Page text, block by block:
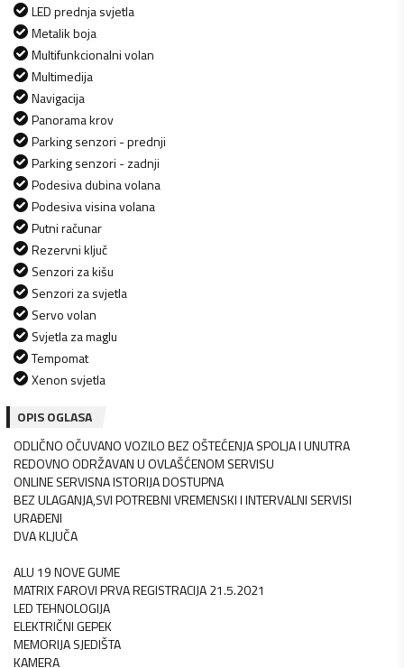
LED prednja svjetla
Metalik boja
Multifunkcionalni volan
Multimedija
Navigacija
Panorama krov
Parking senzori - prednji
Parking senzori - zadnji
Podesiva dubina volana
Podesiva visina volana
Putni računar
Rezervni ključ
Senzori za kišu
Senzori za svjetla
Servo volan
Svjetla za maglu
Tempomat
Xenon svjetla
OPIS OGLASA
ODLIČNO OČUVANO VOZILO BEZ OŠTEĆENJA SPOLJA I UNUTRA
REDOVNO ODRŽAVAN U OVLAŠĆENOM SERVISU
ONLINE SERVISNA ISTORIJA DOSTUPNA
BEZ ULAGANJA,SVI POTREBNI VREMENSKI I INTERVALNI SERVISI
URAĐENI
DVA KLJUČA
ALU 19 NOVE GUME
MATRIX FAROVI PRVA REGISTRACIJA 21.5.2021
LED TEHNOLOGIJA
ELEKTRIČNI GEPEK
MEMORIJA SJEDIŠTA
KAMERA